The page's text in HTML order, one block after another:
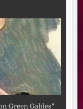
Green Gables"